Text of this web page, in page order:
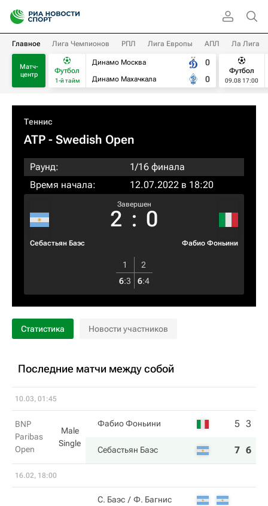
Главное Лига Чемпионов РПЛ Лига Европы АПЛ Ла Лига
Матч-
центр
Футбол
1-й тайм
Динамо Москва
Динамо Махачкала
0
0
Футбол
09.08 17:00
Теннис
ATP - Swedish Open
Раунд:
1/16 финала
Время начала:
12.07.2022 в 18:20
Себастьян Баэс
Завершен
2 : 0
Фабио Фоньини
1
2
6:3 6:4
Статистика Новости участников
Последние матчи между собой
10.03, 01:45
BNP
Paribas
Open
Male
Single
Фабио Фоньини 5 3
Себастьян Баэс 7 6
16.02, 18:00
С. Баэс Ф. Багнис